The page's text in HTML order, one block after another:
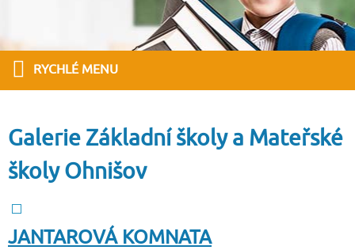
RYCHLÉ MENU
Galerie Základní školy a Mateřské
školy Ohnišov
JANTAROVÁ KOMNATA